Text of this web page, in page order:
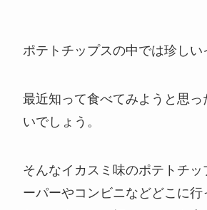
ポテトチップスの中では珍しい
最近知って食べてみようと思っ
いでしょう。
そんなイカスミ味のポテトチッ
ーパーやコンビニなどどこに行